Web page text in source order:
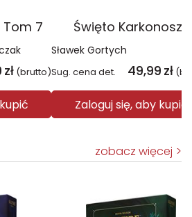
Tom 7
zł (brutto)
Święto Karkonoszy
Sławek Gortych
Sug. cena det. 49,99 zł
Zaloguj się, aby kupić
zobacz więcej